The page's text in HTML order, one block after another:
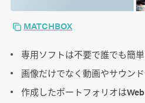
MATCHBOX
専用ソフトは不要で誰でも簡
画像だけでなく動画やサウン
作成したポートフォリオは